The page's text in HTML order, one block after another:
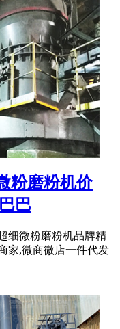
粉磨粉机价
巴
细微粉磨粉机品牌精
家,微商微店一件代发